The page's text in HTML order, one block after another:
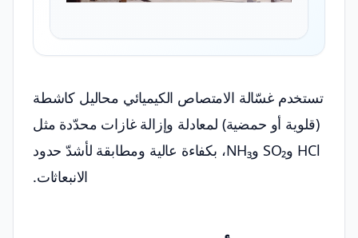
تستخدم غسّالة الامتصاص الكيميائي محاليل كاشطة
(قلوية أو حمضية) لمعادلة وإزالة غازات محدّدة مثل
HCl وSO₂ وNH₃، بكفاءة عالية ومطابقة لأشدّ حدود
الانبعاثات.